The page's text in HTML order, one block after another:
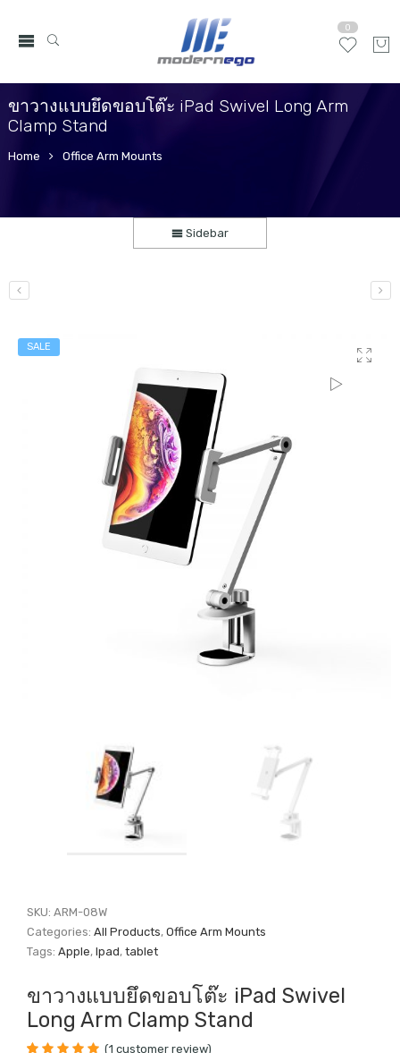
0
ขาวางแบบยึดขอบโต๊ะ iPad Swivel Long Arm
Clamp Stand
Home Office Arm Mounts
Sidebar
SALE
SKU:ARM-08W
Categories:All Products,Office Arm Mounts
Tags:Apple,Ipad,tablet
ขาวางแบบยึดขอบโต๊ะ iPad Swivel
Long Arm Clamp Stand
(1 customer review)